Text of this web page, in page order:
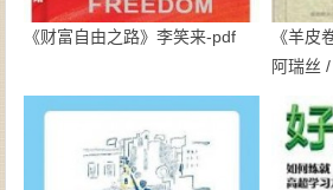
《财富自由之路》李笑来-pdf
《羊皮
阿瑞丝